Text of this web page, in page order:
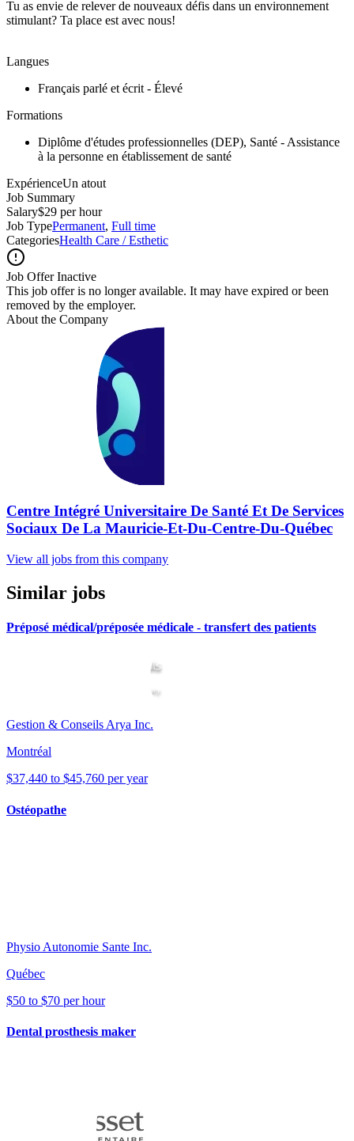
Tu as envie de relever de nouveaux défis dans un environnement
stimulant? Ta place est avec nous!
Langues
Français parlé et écrit - Élevé
Formations
Diplôme d'études professionnelles (DEP), Santé - Assistance
à la personne en établissement de santé
ExpérienceUn atout
Job Summary
Salary$29 per hour
Job TypePermanent, Full time
CategoriesHealth Care / Esthetic
Job Offer Inactive
This job offer is no longer available. It may have expired or been
removed by the employer.
About the Company
Centre Intégré Universitaire De Santé Et De Services
Sociaux De La Mauricie-Et-Du-Centre-Du-Québec
View all jobs from this company
Similar jobs
Préposé médical/préposée médicale - transfert des patients
Gestion & Conseils Arya Inc.
Montréal
$37,440 to $45,760 per year
Ostéopathe
Physio Autonomie Sante Inc.
Québec
$50 to $70 per hour
Dental prosthesis maker